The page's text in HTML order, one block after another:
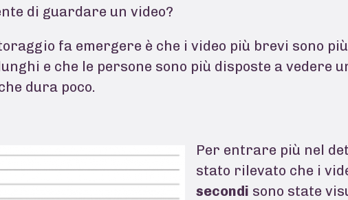
di guardare un video?
fa emergere è che i video più brevi sono
e che le persone sono più disposte a vedere
dura poco.
Per entrare più nel
stato rilevato che i
secondi sono state